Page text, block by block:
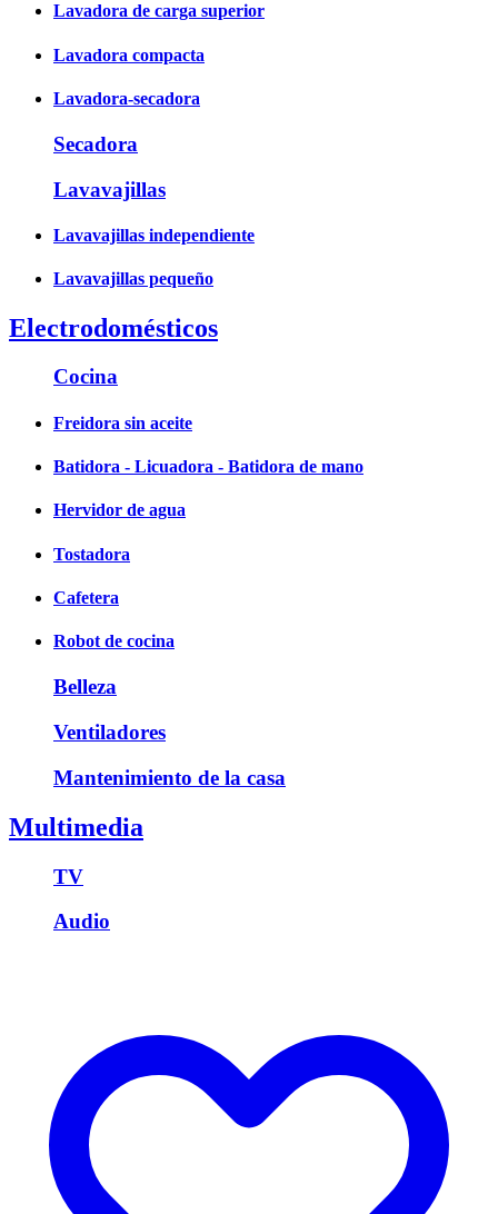
Lavadora de carga superior
Lavadora compacta
Lavadora-secadora
Secadora
Lavavajillas
Lavavajillas independiente
Lavavajillas pequeño
Electrodomésticos
Cocina
Freidora sin aceite
Batidora - Licuadora - Batidora de mano
Hervidor de agua
Tostadora
Cafetera
Robot de cocina
Belleza
Ventiladores
Mantenimiento de la casa
Multimedia
TV
Audio